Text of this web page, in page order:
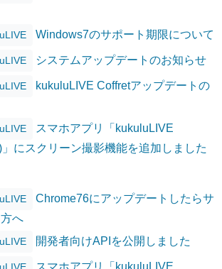
Windows7のサポート期限について
システムアップデートのお知らせ
kukuluLIVE Coffretアップデートの
スマホアプリ「kukuluLIVE
にスクリーン撮影機能を追加しました
Chrome76にアップデートしたらサ
へ
開発者向けAPIを公開しました
スマホアプリ「kukuluLIVE